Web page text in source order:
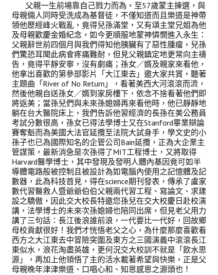
父親一生前場靠自己戮力而為，至57歲蒙主揀選，與
母親倆人同時受洗成為基督徒，不僅知道而且樂道是神帶
領他歷經峰火戰亂，竟得兒孫滿堂，又有頌主堂兄姐為他
及母親歡慶金婚紀念，如今更順服地蒙神憐憫進入永生：
父親辭世前四個月與我們得知他胰臟有了惡性腫瘤，兒孫
們驚恐耳聞此病會疼痛難耐，但見父親鎮定地更常向主禱
告，竟得平靜安寧，沒有劇痛；孫女／婿及親家來看他，
他拿出喜歡的第參部影片「大江東去」邀大家共賞，聽著
主題曲「River of No Return」，看著美西大河滾滾而流，
然後他親自送孫女／婿到家房樓下，依念不捨看著他們即
將返美；當孫兒們與未來孫媳婦再來看他時，他已靜靜地
躺在台大醫院床上，我們告訴他習經濟的長孫在美公務員
考試分數很高，孫女已得法學博士又在Stanford畢業辯論
賽奪魁而為美國大法官延攬至法院大試身手，學文史的小
孫子也已為國際知名的企管公司Bain延攬，正為大企業主
管謀策，最新消急是次孫得了MIT工程博士，又將取得
Harvard醫學博士，其中發現及發明人體內基因竟可如半
導體電路般被控制且被設計為如電腦內使用之記憶體及記
數器，此為科技首見，得在science期刊發表，傳承了盧家
數代習醫救人暨爺爺伯伯父親兩代習工程、寫論文、求建
設之驕傲，因此交大校長特邀您孫兒在交大校慶日赴校演
講，法學博士的未來次孫媳婦也陪同出席，但見老父用力
講了三句話：長江後浪誰前浪，一代要比一代好，回故鄉
母校貢獻很好！我們才恍悟老父之心，為什麼那麼喜歡看
西方之大江東去中冒險突圍及東方之三國演義中滾滾長江
東似水，浪花淘盡英雄，更何況交大校訓不就是「飲水思
源」，再加上他領悟了主的活水載著希望與快樂，正是父
母親晚年津津樂道、口唱心和、知恩感恩之源頭也！